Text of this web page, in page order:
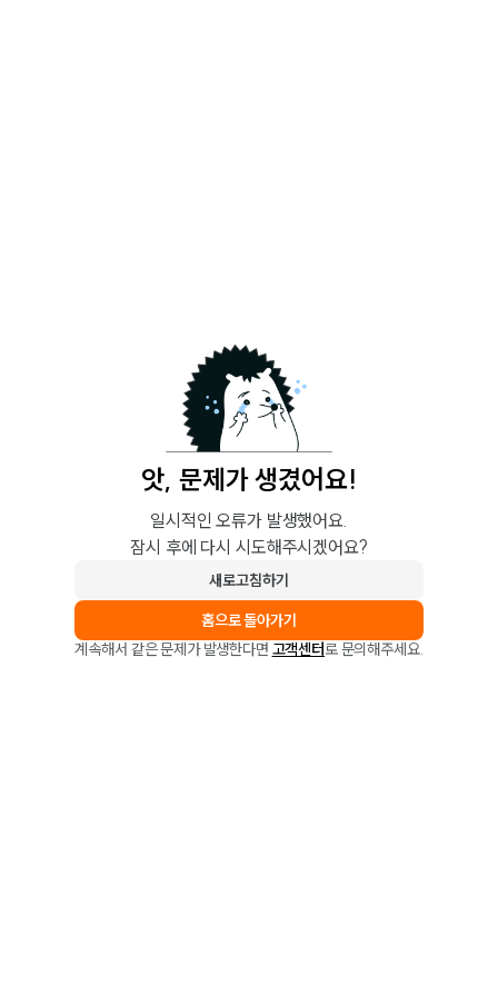
앗, 문제가 생겼어요!
일시적인 오류가 발생했어요.
잠시 후에 다시 시도해주시겠어요?
새로고침하기
홈으로 돌아가기
계속해서 같은 문제가 발생한다면 고객센터로 문의해주세요.